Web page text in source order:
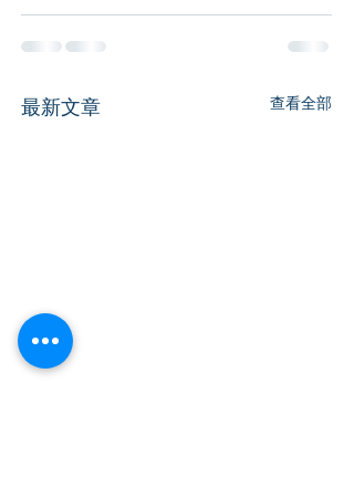
最新文章 查看全部